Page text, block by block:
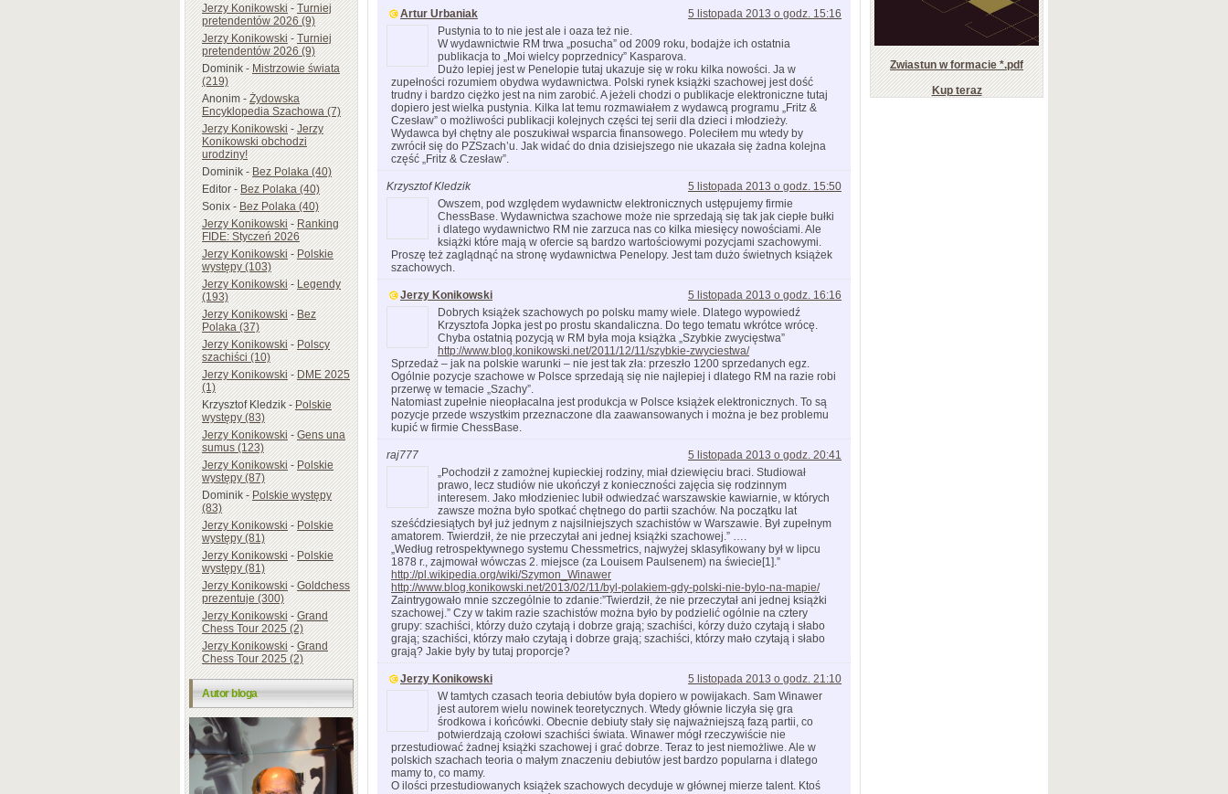
Jerzy Konikowski-Turniej
pretendentów 2026 (9)
Jerzy Konikowski-Turniej
pretendentów 2026 (9)
Dominik-Mistrzowie świata
(219)
Anonim-Żydowska
Encyklopedia Szachowa (7)
Jerzy Konikowski-Jerzy
Konikowski obchodzi
urodziny!
Dominik-Bez Polaka (40)
Editor-Bez Polaka (40)
Sonix-Bez Polaka (40)
Jerzy Konikowski-Ranking
FIDE: Styczeń 2026
Jerzy Konikowski-Polskie
występy (103)
Jerzy Konikowski-Legendy
(193)
Jerzy Konikowski-Bez
Polaka (37)
Jerzy Konikowski-Polscy
szachiści (10)
Jerzy Konikowski-DME 2025
(1)
Krzysztof Kledzik-Polskie
występy (83)
Jerzy Konikowski-Gens una
sumus (123)
Jerzy Konikowski-Polskie
występy (87)
Dominik-Polskie występy
(83)
Jerzy Konikowski-Polskie
występy (81)
Jerzy Konikowski-Polskie
występy (81)
Jerzy Konikowski-Goldchess
prezentuje (300)
Jerzy Konikowski-Grand
Chess Tour 2025 (2)
Jerzy Konikowski-Grand
Chess Tour 2025 (2)
Autor bloga
Artur Urbaniak
5 listopada 2013 o godz. 15:16
Pustynia to to nie jest ale i oaza też nie.
W wydawnictwie RM trwa „posucha” od 2009 roku, bodajże ich ostatnia
publikacja to „Moi wielcy poprzednicy” Kasparova.
Dużo lepiej jest w Penelopie tutaj ukazuje się w roku kilka nowości. Ja w
zupełności rozumiem obydwa wydawnictwa. Polski rynek książki szachowej jest dość
trudny i bardzo ciężko jest na nim zarobić. A jeżeli chodzi o publikacje elektroniczne tutaj
dopiero jest wielka pustynia. Kilka lat temu rozmawiałem z wydawcą programu „Fritz &
Czesław” o możliwości publikacji kolejnych części tej serii dla dzieci i młodzieży.
Wydawca był chętny ale poszukiwał wsparcia finansowego. Poleciłem mu wtedy by
zwrócił się do PZSzach’u. Jak widać do dnia dzisiejszego nie ukazała się żadna kolejna
część „Fritz & Czesław”.
Krzysztof Kledzik
5 listopada 2013 o godz. 15:50
Owszem, pod względem wydawnictw elektronicznych ustępujemy firmie
ChessBase. Wydawnictwa szachowe może nie sprzedają się tak jak ciepłe bułki
i dlatego wydawnictwo RM nie zarzuca nas co kilka miesięcy nowościami. Ale
książki które mają w ofercie są bardzo wartościowymi pozycjami szachowymi.
Proszę też zaglądnąć na stronę wydawnictwa Penelopy. Jest tam dużo świetnych książek
szachowych.
Jerzy Konikowski
5 listopada 2013 o godz. 16:16
Dobrych książek szachowych po polsku mamy wiele. Dlatego wypowiedź
Krzysztofa Jopka jest po prostu skandaliczna. Do tego tematu wkrótce wrócę.
Chyba ostatnią pozycją w RM była moja książka „Szybkie zwycięstwa”
http://www.blog.konikowski.net/2011/12/11/szybkie-zwyciestwa/
Sprzedaż – jak na polskie warunki – nie jest tak zła: przeszło 1200 sprzedanych egz.
Ogólnie pozycje szachowe w Polsce sprzedają się nie najlepiej i dlatego RM na razie robi
przerwę w temacie „Szachy”.
Natomiast zupełnie nieopłacalna jest produkcja w Polsce książek elektronicznych. To są
pozycje przede wszystkim przeznaczone dla zaawansowanych i można je bez problemu
kupić w firmie ChessBase.
raj777
5 listopada 2013 o godz. 20:41
„Pochodził z zamożnej kupieckiej rodziny, miał dziewięciu braci. Studiował
prawo, lecz studiów nie ukończył z konieczności zajęcia się rodzinnym
interesem. Jako młodzieniec lubił odwiedzać warszawskie kawiarnie, w których
zawsze można było spotkać chętnego do partii szachów. Na początku lat
sześćdziesiątych był już jednym z najsilniejszych szachistów w Warszawie. Był zupełnym
amatorem. Twierdził, że nie przeczytał ani jednej książki szachowej.” ….
„Według retrospektywnego systemu Chessmetrics, najwyżej sklasyfikowany był w lipcu
1878 r., zajmował wówczas 2. miejsce (za Louisem Paulsenem) na świecie[1].”
http://pl.wikipedia.org/wiki/Szymon_Winawer
http://www.blog.konikowski.net/2013/02/11/byl-polakiem-gdy-polski-nie-bylo-na-mapie/
Zaintrygowało mnie szczególnie to zdanie:”Twierdził, że nie przeczytał ani jednej książki
szachowej.” Czy w takim razie szachistów można było by podzielić ogólnie na cztery
grupy: szachiści, którzy dużo czytają i dobrze grają; szachiści, kórzy dużo czytają i słabo
grają; szachiści, którzy mało czytają i dobrze grają; szachiści, którzy mało czytają i słabo
grają? Jakie były by tutaj proporcje?
Jerzy Konikowski
5 listopada 2013 o godz. 21:10
W tamtych czasach teoria debiutów była dopiero w powijakach. Sam Winawer
jest autorem wielu nowinek teoretycznych. Wtedy głównie liczyła się gra
środkowa i końcówki. Obecnie debiuty stały się najważniejszą fazą partii, co
potwierdzają czołowi szachiści świata. Winawer mógł rzeczywiście nie
przestudiować żadnej książki szachowej i grać dobrze. Teraz to jest niemożliwe. Ale w
polskich szachach teoria o małym znaczeniu debiutów jest bardzo popularna i dlatego
mamy to, co mamy.
O ilości przestudiowanych książek szachowych decyduje w głównej mierze talent. Ktoś
Zwiastun w formacie *.pdf
Kup teraz